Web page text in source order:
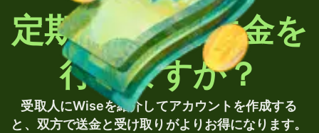
定期的に海外送金を
行いますか？
受取人にWiseを紹介してアカウントを作成する
と、双方で送金と受け取りがよりお得になります。